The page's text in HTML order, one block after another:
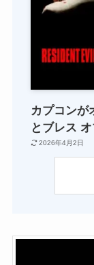
カプコンが
とブレス
2026年4月2日